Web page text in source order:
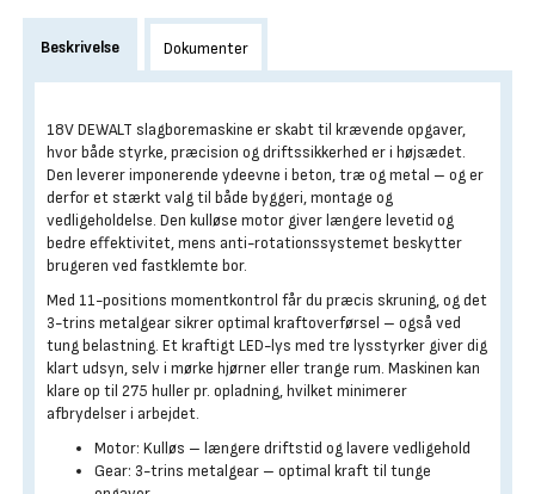
Beskrivelse Dokumenter
18V DEWALT slagboremaskine er skabt til krævende opgaver,
hvor både styrke, præcision og driftssikkerhed er i højsædet.
Den leverer imponerende ydeevne i beton, træ og metal – og er
derfor et stærkt valg til både byggeri, montage og
vedligeholdelse. Den kulløse motor giver længere levetid og
bedre effektivitet, mens anti-rotationssystemet beskytter
brugeren ved fastklemte bor.
Med 11-positions momentkontrol får du præcis skruning, og det
3-trins metalgear sikrer optimal kraftoverførsel – også ved
tung belastning. Et kraftigt LED-lys med tre lysstyrker giver dig
klart udsyn, selv i mørke hjørner eller trange rum. Maskinen kan
klare op til 275 huller pr. opladning, hvilket minimerer
afbrydelser i arbejdet.
Motor: Kulløs – længere driftstid og lavere vedligehold
Gear: 3-trins metalgear – optimal kraft til tunge